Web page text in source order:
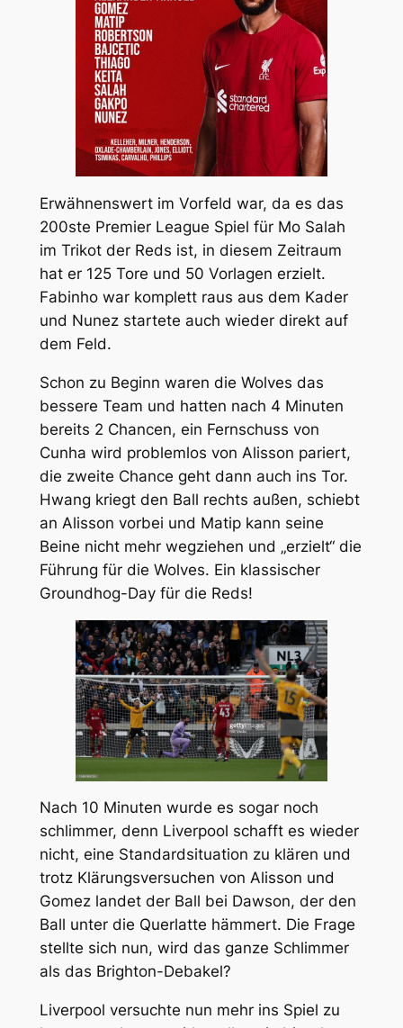
Erwähnenswert im Vorfeld war, da es das
200ste Premier League Spiel für Mo Salah
im Trikot der Reds ist, in diesem Zeitraum
hat er 125 Tore und 50 Vorlagen erzielt.
Fabinho war komplett raus aus dem Kader
und Nunez startete auch wieder direkt auf
dem Feld.
Schon zu Beginn waren die Wolves das
bessere Team und hatten nach 4 Minuten
bereits 2 Chancen, ein Fernschuss von
Cunha wird problemlos von Alisson pariert,
die zweite Chance geht dann auch ins Tor.
Hwang kriegt den Ball rechts außen, schiebt
an Alisson vorbei und Matip kann seine
Beine nicht mehr wegziehen und „erzielt“ die
Führung für die Wolves. Ein klassischer
Groundhog-Day für die Reds!
Nach 10 Minuten wurde es sogar noch
schlimmer, denn Liverpool schafft es wieder
nicht, eine Standardsituation zu klären und
trotz Klärungsversuchen von Alisson und
Gomez landet der Ball bei Dawson, der den
Ball unter die Querlatte hämmert. Die Frage
stellte sich nun, wird das ganze Schlimmer
als das Brighton-Debakel?
Liverpool versuchte nun mehr ins Spiel zu